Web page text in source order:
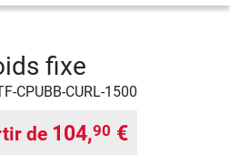
fixe
CPUBB-CURL-1500
de 104,90 €